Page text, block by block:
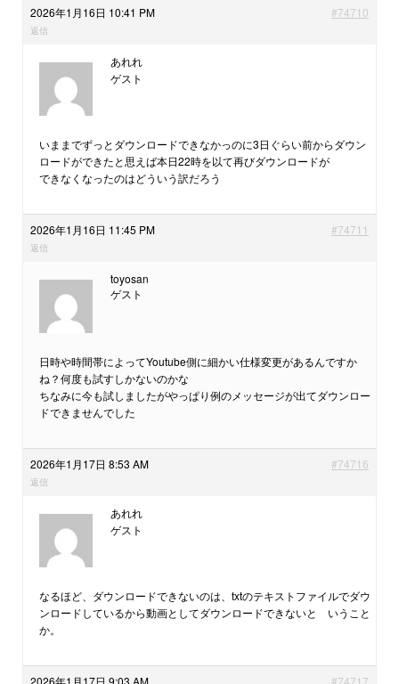
2026年1月16日 10:41 PM #74710
返信
あれれ
ゲスト
いままでずっとダウンロードできなかっのに3日ぐらい前からダウン
ロードができたと思えば本日22時を以て再びダウンロードが
できなくなったのはどういう訳だろう
2026年1月16日 11:45 PM #74711
返信
toyosan
ゲスト
日時や時間帯によってYoutube側に細かい仕様変更があるんですか
ね？何度も試すしかないのかな
ちなみに今も試しましたがやっぱり例のメッセージが出てダウンロー
ドできませんでした
2026年1月17日 8:53 AM #74716
返信
あれれ
ゲスト
なるほど、ダウンロードできないのは、txtのテキストファイルでダウ
ンロードしているから動画としてダウンロードできないと いうこと
か。
2026年1月17日 9:03 AM #74717